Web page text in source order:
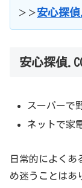
＞＞安心探偵
安心探偵
スーパーで
ネットで家
日常的によくあ
め迷うことはあ